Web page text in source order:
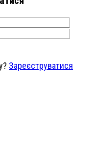
Зареєструватися